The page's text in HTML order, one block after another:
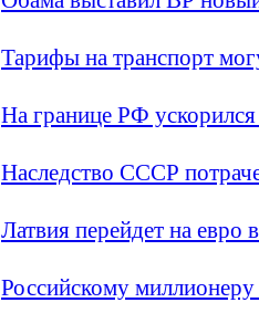
Тарифы на транспорт
На границе РФ
Наследство СССР
Латвия перейдет на евро
Российскому